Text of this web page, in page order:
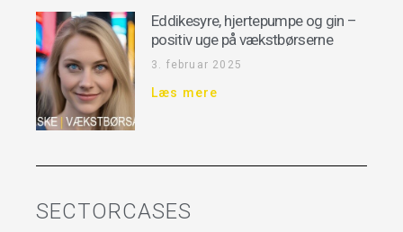
Eddikesyre, hjertepumpe og gin –
positiv uge på vækstbørserne
3. februar 2025
Læs mere
SECTORCASES